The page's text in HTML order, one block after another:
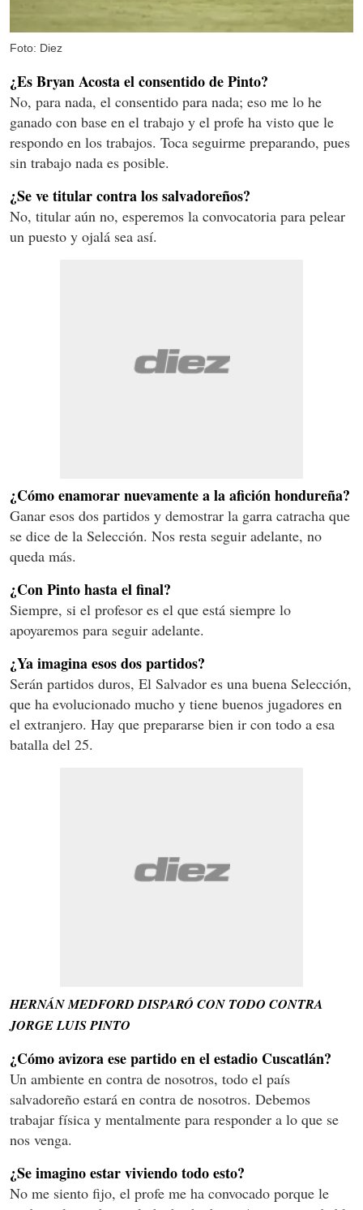
Foto: Diez
¿Es Bryan Acosta el consentido de Pinto?
No, para nada, el consentido para nada; eso me lo he
ganado con base en el trabajo y el profe ha visto que le
respondo en los trabajos. Toca seguirme preparando, pues
sin trabajo nada es posible.
¿Se ve titular contra los salvadoreños?
No, titular aún no, esperemos la convocatoria para pelear
un puesto y ojalá sea así.
¿Cómo enamorar nuevamente a la afición hondureña?
Ganar esos dos partidos y demostrar la garra catracha que
se dice de la Selección. Nos resta seguir adelante, no
queda más.
¿Con Pinto hasta el final?
Siempre, si el profesor es el que está siempre lo
apoyaremos para seguir adelante.
¿Ya imagina esos dos partidos?
Serán partidos duros, El Salvador es una buena Selección,
que ha evolucionado mucho y tiene buenos jugadores en
el extranjero. Hay que prepararse bien ir con todo a esa
batalla del 25.
HERNÁN MEDFORD DISPARÓ CON TODO CONTRA
JORGE LUIS PINTO
¿Cómo avizora ese partido en el estadio Cuscatlán?
Un ambiente en contra de nosotros, todo el país
salvadoreño estará en contra de nosotros. Debemos
trabajar física y mentalmente para responder a lo que se
nos venga.
¿Se imagino estar viviendo todo esto?
No me siento fijo, el profe me ha convocado porque le